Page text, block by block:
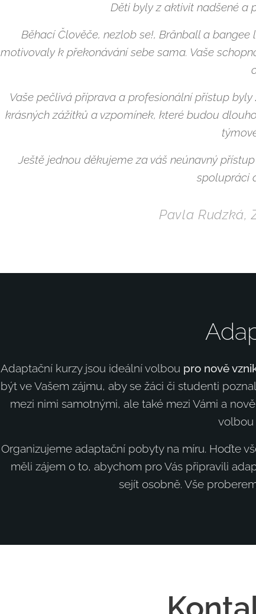
Děti byly z aktivit nadšené a
Běhací Člověče, nezlob se!, Bränball a
motivovaly k překonávání sebe sama. Vaše
Vaše pečlivá příprava a profesionální přístup
krásných zážitků a vzpomínek, které budou
Ještě jednou děkujeme za váš neúnavný
spolupráci
Pavla Rudzká,
Adaptační kurzy jsou ideální volbou pro nově
být ve Vašem zájmu, aby se žáci či studenti
mezi nimi samotnými, ale také mezi Vámi a
volbou
Organizujeme adaptační pobyty na míru. Hoďte
měli zájem o to, abychom pro Vás připravili
sejít osobně. Vše